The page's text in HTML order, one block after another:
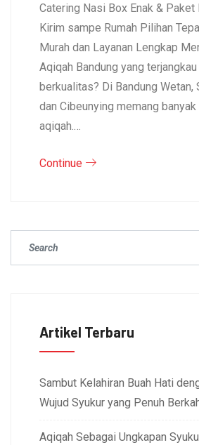
Catering Nasi Box Enak & Paket
Kirim sampe Rumah Pilihan
Murah dan Layanan Lengkap
Aqiqah Bandung yang
berkualitas? Di Bandung Wetan,
dan Cibeunying memang
aqiqah.…
Continue
Artikel Terbaru
Sambut Kelahiran Buah Hati
Wujud Syukur yang Penuh
Aqiqah Sebagai Ungkapan